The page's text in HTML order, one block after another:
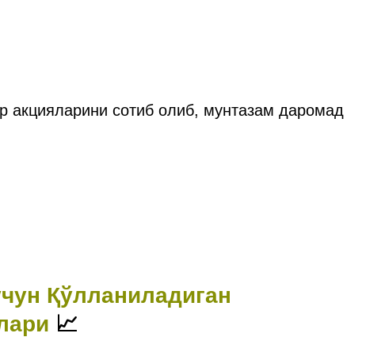
акцияларини сотиб олиб, мунтазам даромад
Қўлланиладиган
📈